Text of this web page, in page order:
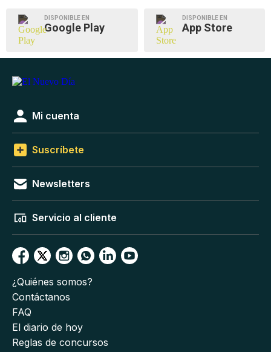
DISPONIBLE EN
Google Play
DISPONIBLE EN
App Store
Mi cuenta
Suscríbete
Newsletters
Servicio al cliente
¿Quiénes somos?
Contáctanos
FAQ
El diario de hoy
Reglas de concursos